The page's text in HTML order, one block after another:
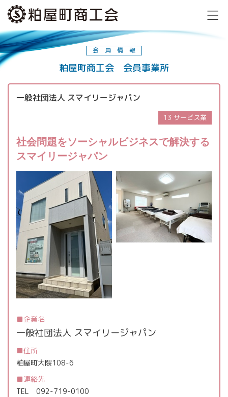
会員情報
粕屋町商工会 会員事業所
一般社団法人 スマイリージャパン
13 サービス業
社会問題をソーシャルビジネスで解決する
スマイリージャパン
企業名
一般社団法人 スマイリージャパン
住所
粕屋町大隈108-6
連絡先
TEL
092-719-0100